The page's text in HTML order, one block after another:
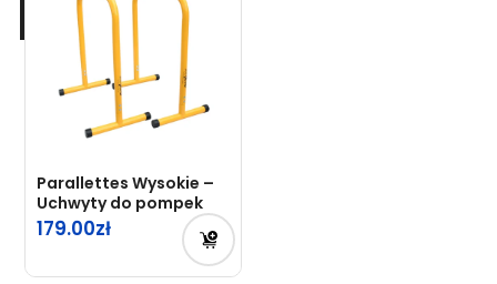
Parallettes Wysokie –
Uchwyty do pompek
179.00